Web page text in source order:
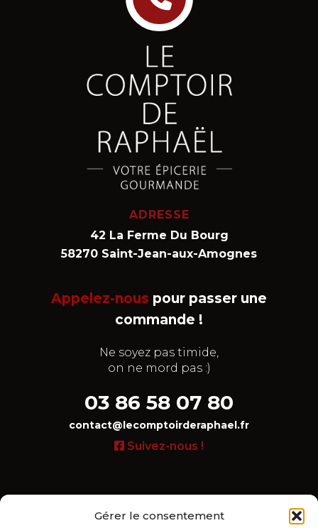
Gérer le consentement
ADRESSE
42 La Ferme Du Bourg
58270 Saint-Jean-aux-Amognes
Appelez-nous pour passer une
commande !
Ne soyez pas timide,
on ne mord pas :)
03 86 58 07 80
contact@lecomptoirderaphael.fr
Suivez-nous !
LIENS UTILES